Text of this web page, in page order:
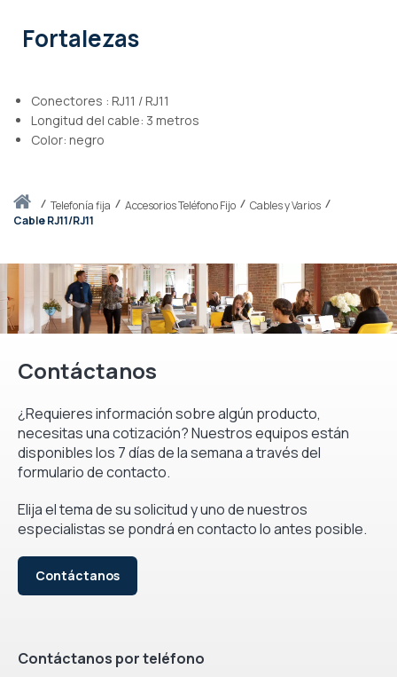
Iniciotelefonía fija Accesorios Teléfono Fijo
Cables y Varios
Cable RJ11/RJ11
Fortalezas
Conectores : RJ11 / RJ11
Longitud del cable: 3 metros
Color: negro
Contáctanos
¿Requieres información sobre algún producto,
necesitas una cotización? Nuestros equipos están
disponibles los 7 días de la semana a través del
formulario de contacto.
Elija el tema de su solicitud y uno de nuestros
especialistas se pondrá en contacto lo antes posible.
Contáctanos
Contáctanos por teléfono